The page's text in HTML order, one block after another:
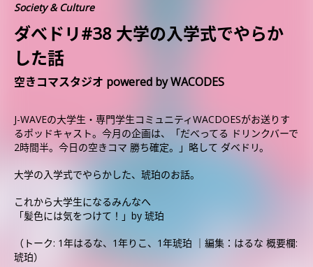
Society & Culture
ダべドリ#38 大学の入学式でやらか
した話
空きコマスタジオ powered by WACODES
J-WAVEの大学生・専門学生コミュニティWACDOESがお送りす
るポッドキャスト。今月の企画は、「だべってる ドリンクバーで
2時間半。今日の空きコマ 勝ち確定。」略して ダベドリ。
大学の入学式でやらかした、琥珀のお話。
これから大学生になるみんなへ
「髪色には気をつけて！」by 琥珀
（トーク: 1年はるな、1年りこ、1年琥珀 ｜編集：はるな 概要欄:
琥珀）